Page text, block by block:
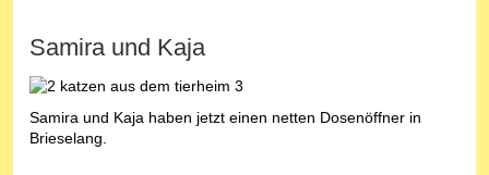
Samira und Kaja
Samira und Kaja haben jetzt einen netten Dosenöffner in
Brieselang.